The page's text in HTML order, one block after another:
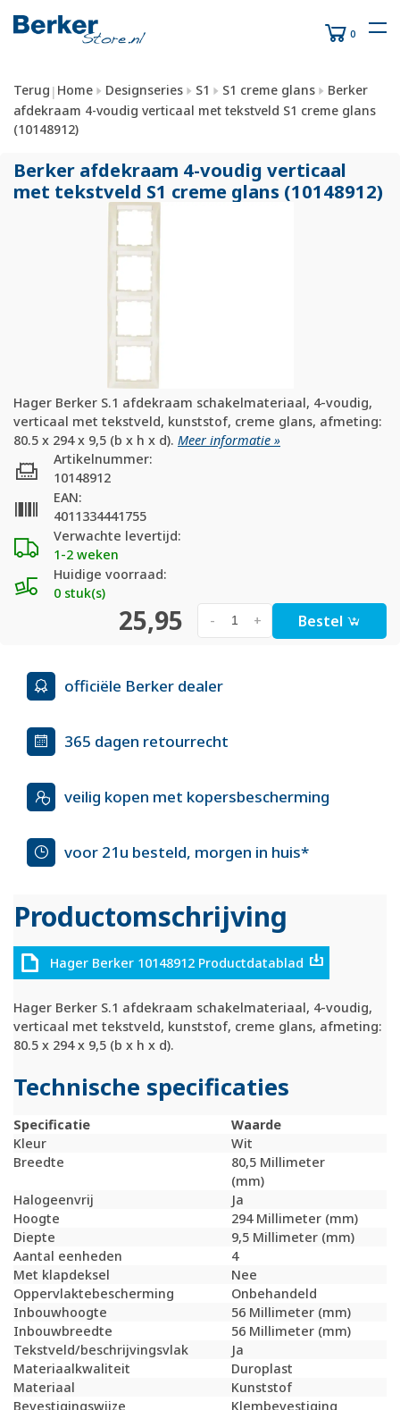
0
Terug | Home Designseries S1 S1 creme glans
Berker
afdekraam 4-voudig verticaal met tekstveld S1 creme glans
(10148912)
Berker afdekraam 4-voudig verticaal
met tekstveld S1 creme glans (10148912)
Hager Berker S.1 afdekraam schakelmateriaal, 4-voudig,
verticaal met tekstveld, kunststof, creme glans, afmeting:
80.5 x 294 x 9,5 (b x h x d). Meer informatie »
Verwachte levertijd:
1-2 weken
Huidige voorraad:
0 stuk(s)
Artikelnummer:
10148912
EAN:
4011334441755
25,95 +
- Bestel
officiële Berker dealer
365 dagen retourrecht
veilig kopen met kopersbescherming
voor 21u besteld, morgen in huis*
Productomschrijving
Hager Berker 10148912 Productdatablad
Hager Berker S.1 afdekraam schakelmateriaal, 4-voudig,
verticaal met tekstveld, kunststof, creme glans, afmeting:
80.5 x 294 x 9,5 (b x h x d).
Technische specificaties
Specificatie
Waarde
Kleur
Wit
Breedte
80,5 Millimeter
(mm)
Halogeenvrij
Ja
Hoogte
294 Millimeter (mm)
Diepte
9,5 Millimeter (mm)
Aantal eenheden
4
Met klapdeksel
Nee
Oppervlaktebescherming
Onbehandeld
Inbouwhoogte
56 Millimeter (mm)
Inbouwbreedte
56 Millimeter (mm)
Tekstveld/beschrijvingsvlak
Ja
Materiaalkwaliteit
Duroplast
Materiaal
Kunststof
Bevestigingswijze
Klembevestiging